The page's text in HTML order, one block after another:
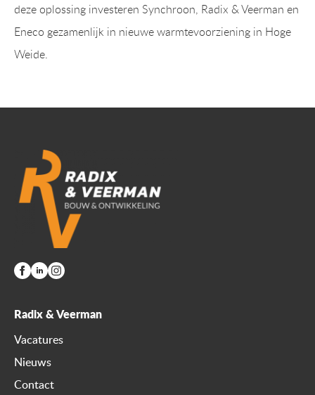
deze oplossing investeren Synchroon, Radix & Veerman en
Eneco gezamenlijk in nieuwe warmtevoorziening in Hoge
Weide.
Radix & Veerman
Vacatures
Nieuws
Contact